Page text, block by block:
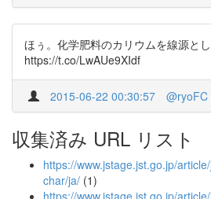
ほぅ。化学肥料のカリウムを線源とし
https://t.co/LwAUe9XIdf
2015-06-22 00:30:57 @ryoFC
収集済み URL リスト
https://www.jstage.jst.go.jp/
char/ja/ (1)
https://www.jstage.jst.go.jp/